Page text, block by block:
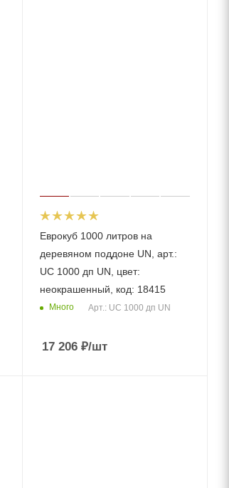
Еврокуб 1000 литров на
деревяном поддоне UN, арт.:
UC 1000 дп UN, цвет:
неокрашенный, код: 18415
Много Арт.: UC 1000 дп UN
17 206 ₽/шт